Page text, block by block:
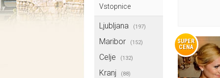
Vstopnice
Ljubljana (197)
Maribor (152)
Celje (132)
Kranj (88)
SUPER
CENA